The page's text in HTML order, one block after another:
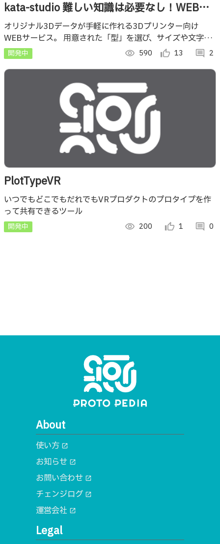
kata-studio 難しい知識は必要なし！WEBで
簡単3Dデータづくり
オリジナル3Dデータが手軽に作れる3Dプリンター向け
WEBサービス。 用意された「型」を選び、サイズや文字、
アイコンなどを選ぶだけで簡単に完成。「データ作り」にハ
ードルを感じている方の"最初の一歩"に
開発中 visibility 590 thumb_up_alt 13 comment 2
PlotTypeVR
いつでもどこでもだれでもVRプロダクトのプロタイプを作
って共有できるツール
開発中 visibility 200 thumb_up_alt 1 comment 0
About
使い方 open_in_new
お知らせ open_in_new
お問い合わせ open_in_new
チェンジログ open_in_new
運営会社 open_in_new
Legal